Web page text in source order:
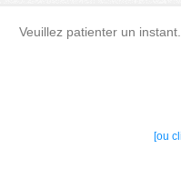
Veuillez patienter un
[ou